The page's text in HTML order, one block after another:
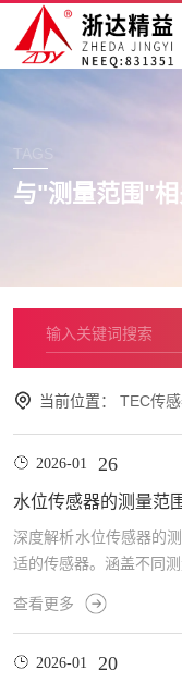
与"测量范围 "
当前位置： TEC传
2026-01 26
水位传感器的测量范
深度解析水位传感器的
适的传感器。涵盖不同
查看更多
2026-01 20